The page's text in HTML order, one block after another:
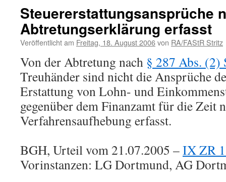
Steuererstattungsansprüche
Abtretungserklärung erfasst
Veröffentlicht am Freitag, 18. August 2006von RA/FAStR Stritz
Von der Abtretung nach § 287 Abs. (2)
Treuhänder sind nicht die Ansprüche
Erstattung von Lohn- und
gegenüber dem Finanzamt für die Zeit
Verfahrensaufhebung erfasst.
BGH, Urteil vom 21.07.2005 –IX ZR
Vorinstanzen: LG Dortmund, AG